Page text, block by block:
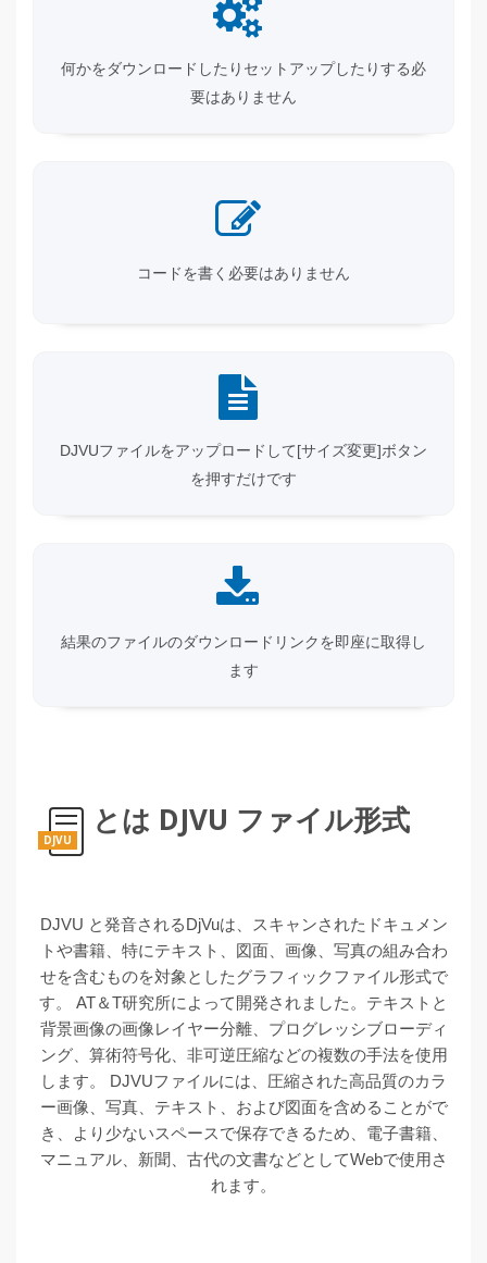
何かをダウンロードしたりセットアップしたりする必
要はありません
コードを書く必要はありません
DJVUファイルをアップロードして[サイズ変更]ボタン
を押すだけです
結果のファイルのダウンロードリンクを即座に取得し
ます
DJVU
とは DJVU ファイル形式
DJVU と発音されるDjVuは、スキャンされたドキュメン
トや書籍、特にテキスト、図面、画像、写真の組み合わ
せを含むものを対象としたグラフィックファイル形式で
す。 AT＆T研究所によって開発されました。テキストと
背景画像の画像レイヤー分離、プログレッシブローディ
ング、算術符号化、非可逆圧縮などの複数の手法を使用
します。 DJVUファイルには、圧縮された高品質のカラ
ー画像、写真、テキスト、および図面を含めることがで
き、より少ないスペースで保存できるため、電子書籍、
マニュアル、新聞、古代の文書などとしてWebで使用さ
れます。